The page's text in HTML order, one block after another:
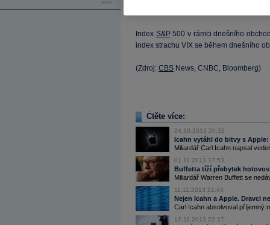
více...
Index S&P500 v rámci dnešního
index strachu VIX se během dnešního
(Zdroj: CBS News, CNBC, Bloomberg)
Čtěte více:
24.10.2013 20:31
Icahn vytáhl do bitvy s
Miliardář Carl Icahn napsal
01.11.2013 17:53
Buffetta tíží přebytek
Miliardář Warren Buffett se
11.11.2013 21:43
Nejen Icahn a Apple. Dravci
Carl Icahn absolvoval příjemný
12.11.2013 22:17